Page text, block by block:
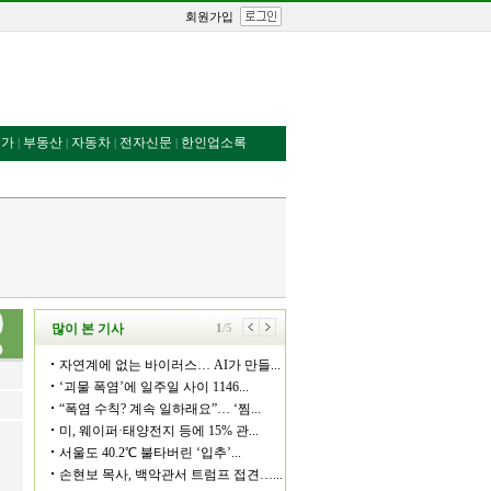
회원가입
| 부동산 | 자동차 | 전자신문 | 한인업소록